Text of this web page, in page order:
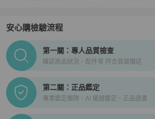
安心購檢驗流程
PopChill拍拍圈正品驗證、安心購檢驗流
第一關：專人品質檢查
確認商品狀況、配件等 符合頁面描述
第二關：正品鑑定
專業鑑定團隊、AI 儀器鑑定、正品證書